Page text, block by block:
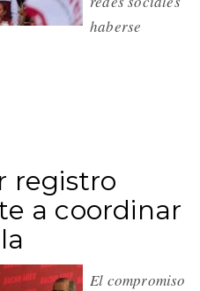
haberse
registro
a coordinar
El compromiso